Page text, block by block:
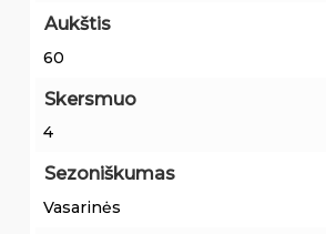
Aukštis
60
Skersmuo
4
Sezoniškumas
Vasarinės